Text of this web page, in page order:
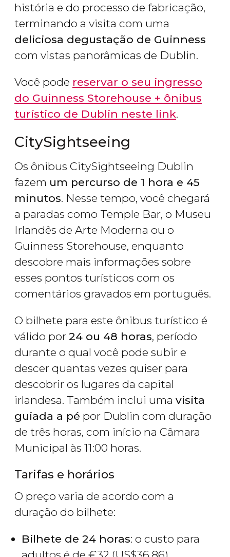
história e do processo de fabricação,
terminando a visita com uma
deliciosa degustação de Guinness
com vistas panorâmicas de Dublin.
Você pode reservar o seu ingresso
do Guinness Storehouse + ônibus
turístico de Dublin neste link.
CitySightseeing
Os ônibus CitySightseeing Dublin
fazem um percurso de 1 hora e 45
minutos. Nesse tempo, você chegará
a paradas como Temple Bar, o Museu
Irlandês de Arte Moderna ou o
Guinness Storehouse, enquanto
descobre mais informações sobre
esses pontos turísticos com os
comentários gravados em português.
O bilhete para este ônibus turístico é
válido por 24 ou 48 horas, período
durante o qual você pode subir e
descer quantas vezes quiser para
descobrir os lugares da capital
irlandesa. Também inclui uma visita
guiada a pé por Dublin com duração
de três horas, com início na Câmara
Municipal às 11:00 horas.
Tarifas e horários
O preço varia de acordo com a
duração do bilhete:
Bilhete de 24 horas: o custo para